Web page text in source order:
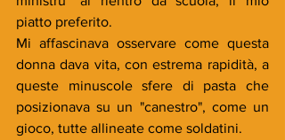
piatto preferito.
Mi affascinava osservare come questa
donna dava vita, con estrema rapidità, a
queste minuscole sfere di pasta che
posizionava su un "canestro", come un
gioco, tutte allineate come soldatini.